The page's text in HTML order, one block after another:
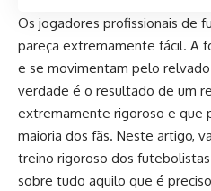
Os jogadores profissionais de
pareça extremamente fácil. A
e se movimentam pelo
verdade é o resultado de um
extremamente rigoroso e que
maioria dos fãs. Neste artigo,
treino rigoroso dos
sobre tudo aquilo que é